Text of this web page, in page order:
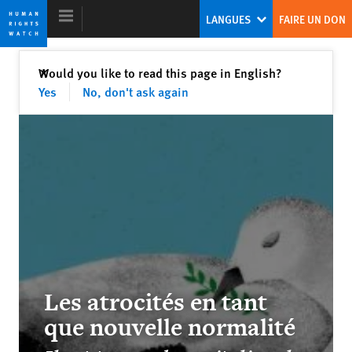
Skip
to
cookie
privacy
Skip
to
main
content
Rapport mondial 2019
Ex-Directeur exécutif de Human Rights Watch
As China’s Grip Tightens, Global
Institutions Gasp
LANGUES FAIRE UN DON
Would you like to read this page in English?
Yes
No, don't ask again
✕Fermer
Les atrocités en tant
que nouvelle normalité